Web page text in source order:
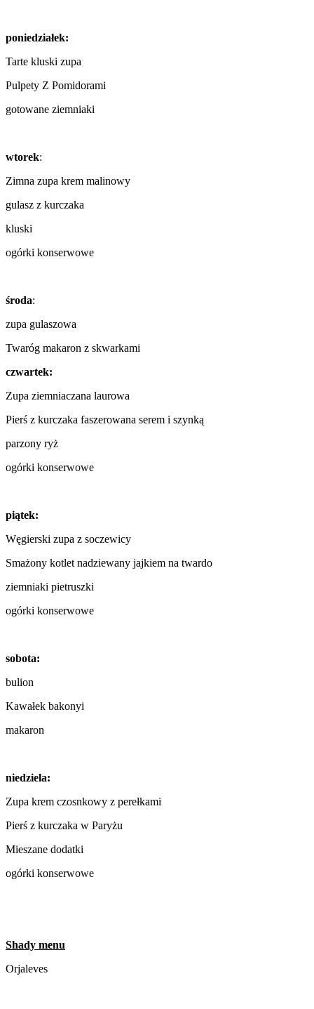
poniedziałek:
Tarte kluski zupa
Pulpety Z Pomidorami
gotowane ziemniaki
wtorek:
Zimna zupa krem ​​malinowy
gulasz z kurczaka
kluski
ogórki konserwowe
środa:
zupa gulaszowa
Twaróg makaron z skwarkami
czwartek:
Zupa ziemniaczana laurowa
Pierś z kurczaka faszerowana serem i szynką
parzony ryż
ogórki konserwowe
piątek:
Węgierski zupa z soczewicy
Smażony kotlet nadziewany jajkiem na twardo
ziemniaki pietruszki
ogórki konserwowe
sobota:
bulion
Kawałek bakonyi
makaron
niedziela:
Zupa krem ​​czosnkowy z perełkami
Pierś z kurczaka w Paryżu
Mieszane dodatki
ogórki konserwowe
Shady menu
Orjaleves